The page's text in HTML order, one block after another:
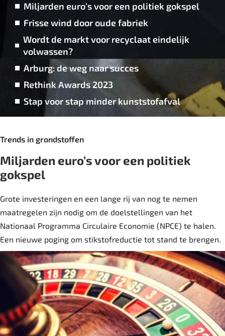
Miljarden euro’s voor een politiek gokspel
Frisse wind door oude fabriek
Wordt de markt voor recyclaat eindelijk
volwassen?
Arburg: de weg naar succes
Rethink Awards 2023
Stap voor stap minder kunststofafval
Trends in grondstoffen
Miljarden euro’s voor een politiek
gokspel
Grote investeringen en een lange rij van nog te nemen
maatregelen zijn nodig om de doelstellingen van het
Nationaal Programma Circulaire Economie (NPCE) te halen.
Een nieuwe poging om stikstofreductie tot stand te brengen.